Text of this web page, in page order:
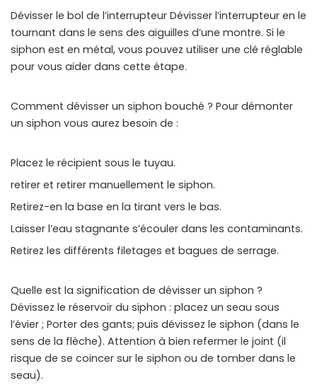
Dévisser le bol de l’interrupteur Dévisser l’interrupteur en le
tournant dans le sens des aiguilles d’une montre. Si le
siphon est en métal, vous pouvez utiliser une clé réglable
pour vous aider dans cette étape.
Comment dévisser un siphon bouché ? Pour démonter
un siphon vous aurez besoin de :
Placez le récipient sous le tuyau.
retirer et retirer manuellement le siphon.
Retirez-en la base en la tirant vers le bas.
Laisser l’eau stagnante s’écouler dans les contaminants.
Retirez les différents filetages et bagues de serrage.
Quelle est la signification de dévisser un siphon ?
Dévissez le réservoir du siphon : placez un seau sous
l’évier ; Porter des gants; puis dévissez le siphon (dans le
sens de la flèche). Attention à bien refermer le joint (il
risque de se coincer sur le siphon ou de tomber dans le
seau).